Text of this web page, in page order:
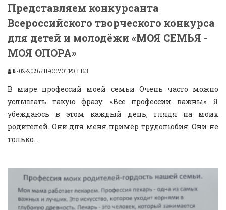
Представляем конкурсанта
Всероссийского творческого конкурса
для детей и молодёжи «МОЯ СЕМЬЯ -
МОЯ ОПОРА»
15-02-2026 / ПРОСМОТРОВ: 163
В мире профессий моей семьи Очень часто можно
услышать такую фразу: «Все профессии важны». Я
убеждаюсь в этом каждый день, глядя на моих
родителей. Они для меня пример трудолюбия. Они не
только...